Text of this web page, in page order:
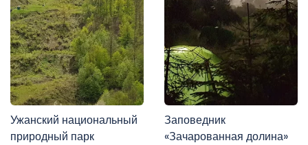
Ужанский национальный
природный парк
Заповедник
«Зачарованная долина»